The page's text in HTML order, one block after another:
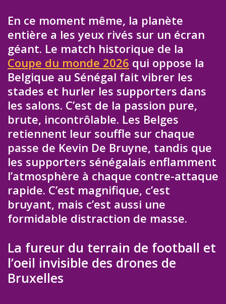
En ce moment même, la planète
entière a les yeux rivés sur un écran
géant. Le match historique de la
Coupe du monde 2026 qui oppose la
Belgique au Sénégal fait vibrer les
stades et hurler les supporters dans
les salons. C’est de la passion pure,
brute, incontrôlable. Les Belges
retiennent leur souffle sur chaque
passe de Kevin De Bruyne, tandis que
les supporters sénégalais enflamment
l’atmosphère à chaque contre-attaque
rapide. C’est magnifique, c’est
bruyant, mais c’est aussi une
formidable distraction de masse.
La fureur du terrain de football et
l’oeil invisible des drones de
Bruxelles